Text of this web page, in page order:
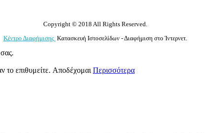
Copyright © 2018 All Rights Reserved.
Κέντρο Διαφήμισης Κατασκευή Ιστοσελίδων - Διαφήμιση στο Ίντερνετ.
το επιθυμείτε. Αποδέχομαι Περισσότερα